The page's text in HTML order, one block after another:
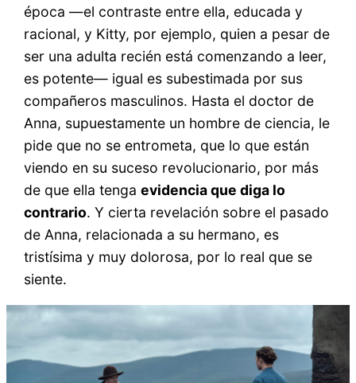
época —el contraste entre ella, educada y
racional, y Kitty, por ejemplo, quien a pesar de
ser una adulta recién está comenzando a leer,
es potente— igual es subestimada por sus
compañeros masculinos. Hasta el doctor de
Anna, supuestamente un hombre de ciencia, le
pide que no se entrometa, que lo que están
viendo en su suceso revolucionario, por más
de que ella tengaevidencia que diga lo
contrario. Y cierta revelación sobre el pasado
de Anna, relacionada a su hermano, es
tristísima y muy dolorosa, por lo real que se
siente.